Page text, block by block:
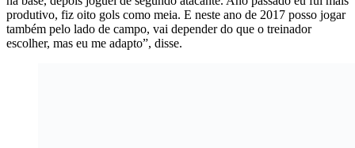
produtivo, fiz oito gols como meia. E neste ano de 2017 posso jogar
também pelo lado de campo, vai depender do que o treinador
escolher, mas eu me adapto”, disse.